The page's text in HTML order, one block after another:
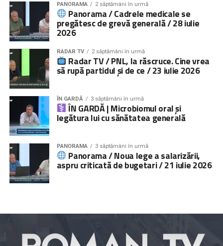
PANORAMA 2 săptămâni în urmă
Panorama / Cadrele medicale se
pregătesc de grevă generală / 28 iulie
2026
RADAR TV 2 săptămâni în urmă
Radar TV / PNL, la răscruce. Cine vrea
să rupă partidul și de ce / 23 iulie 2026
ÎN GARDĂ 3 săptămâni în urmă
ÎN GARDĂ | Microbiomul oral și
legătura lui cu sănătatea generală
PANORAMA 3 săptămâni în urmă
Panorama / Noua lege a salarizării,
aspru criticată de bugetari / 21 iulie 2026